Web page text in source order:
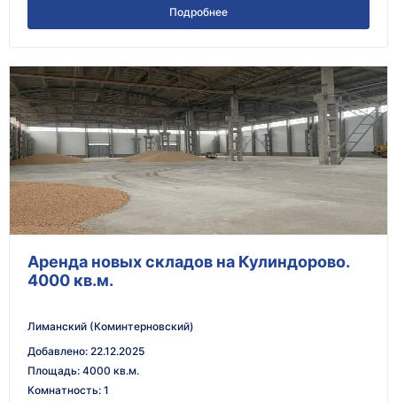
Подробнее
Аренда новых складов на Кулиндорово.
4000 кв.м.
Лиманский (Коминтерновский)
Добавлено: 22.12.2025
Площадь: 4000 кв.м.
Комнатность: 1